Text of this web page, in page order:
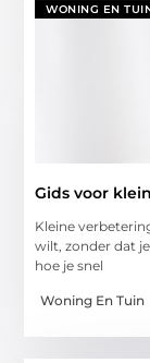
WONING EN
Gids voor
Kleine
wilt, zonder dat
hoe je snel
Woning En Tuin